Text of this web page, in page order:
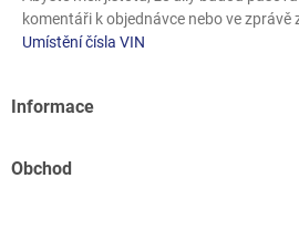
komentáři k objednávce nebo ve zprávě
Umístění čísla VIN
Informace
Obchod